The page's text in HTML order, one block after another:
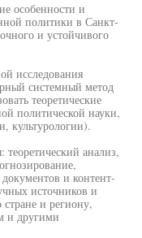
особенности и
политики в Санкт-
и устойчивого
исследования
системный метод
теоретические
политической науки,
культурологии).
анализ,
и контент-
источников и
и региону,
и другими